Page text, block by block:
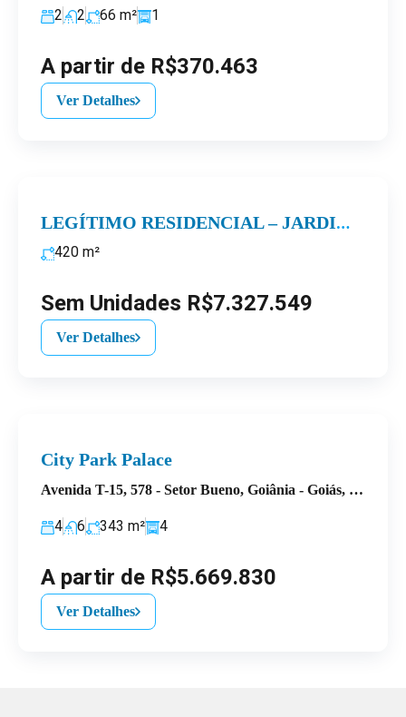
2 2 66 m² 1
A partir de R$370.463
Ver Detalhes
LEGÍTIMO RESIDENCIAL – JARDIM GOIÁS
420 m²
Sem Unidades R$7.327.549
Ver Detalhes
City Park Palace
Avenida T-15, 578 - Setor Bueno, Goiânia - Goiás, Brasil
4 6 343 m² 4
A partir de R$5.669.830
Ver Detalhes